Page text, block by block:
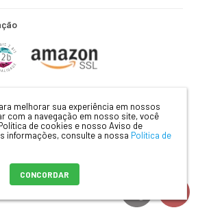
melhorar sua experiência em nossos
com a navegação em nosso site, você
de cookies e nosso Aviso de
informações, consulte a nossa Política de
CONCORDAR
PRODUTOS INFANTIS EIRELI | CNPJ:
GUARANI, Nº 1878 | CEP: 16202-033 | Bairro:
BRAZ | BIRIGUI - SP | Mapa do site
com a melhor empresa de e-commerce do